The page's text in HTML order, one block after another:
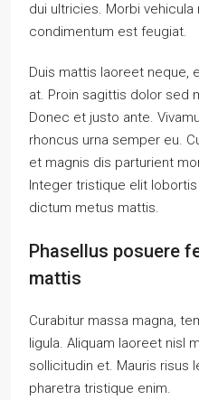
dui ultricies. Morbi
condimentum est feugiat.
Duis mattis laoreet neque,
at. Proin sagittis dolor sed
Donec et justo ante.
rhoncus urna semper eu.
et magnis dis parturient
Integer tristique elit
dictum metus mattis.
Phasellus posuere
mattis
Curabitur massa magna,
ligula. Aliquam laoreet nisl
sollicitudin et. Mauris risus
pharetra tristique enim.